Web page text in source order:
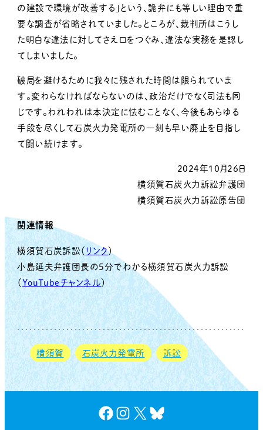
の建設で環境が改善する」という、詭弁にも等しい理由で重
要な調査が省略されていました。ところが、裁判所はこうし
た明白な違法に対してさえ口をつぐみ、違法な実務を是認し
てしまいました。
破局を避けるために我々に残された時間は限られていま
す。変わらなければならないのは、政治だけでなく司法も同
じです。われわれは本決定に怯むことなく、今後もあらゆる
手段を尽くして石炭火力発電所の一刻も早い廃止を目指し
て闘い続けます。
2024年10月26日
横須賀石炭火力訴訟弁護団
横須賀石炭火力訴訟原告団
関連情報
横須賀石炭訴訟（ リンク）
小島延夫弁護団長の５分でわかる横須賀石炭火力訴訟
（ YouTubeチャンネル ）
横須賀 石炭火力発電所 訴訟
Facebook InstagramX Bluesky